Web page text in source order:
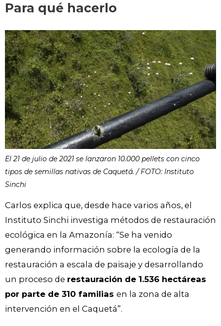
Para qué hacerlo
El 21 de julio de 2021 se lanzaron 10.000 pellets con cinco
tipos de semillas nativas de Caquetá. / FOTO: Instituto
Sinchi
Carlos explica que, desde hace varios años, el
Instituto Sinchi investiga métodos de restauración
ecológica en la Amazonía: “Se ha venido
generando información sobre la ecología de la
restauración a escala de paisaje y desarrollando
un proceso de restauración de 1.536 hectáreas
por parte de 310 familias en la zona de alta
intervención en el Caquetá”.